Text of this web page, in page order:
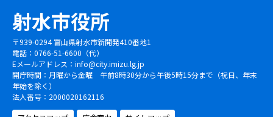
射水市役所
〒939-0294 富山県射水市新開発410番地1
電話：0766-51-6600（代）
Eメールアドレス： info@city.imizu.lg.jp
開庁時間：月曜から金曜 午前8時30分から午後5時15分まで（祝日、年末
年始を除く）
法人番号：2000020162116